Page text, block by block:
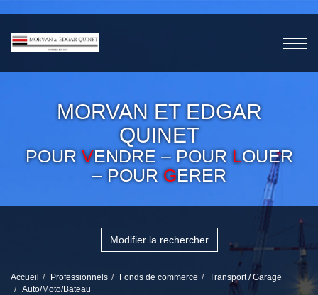
MORVAN ET EDGAR
QUINET
POURVENDRE – POUR LOUER
– POURGERER
Modifier la rechercher
Accueil Professionnels Fonds de commerce
Transport / Garage
Auto/Moto/Bateau